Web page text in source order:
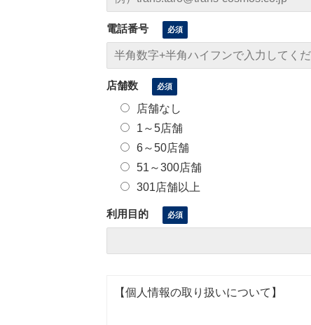
電話番号
店舗数
店舗なし
1～5店舗
6～50店舗
51～300店舗
301店舗以上
利用目的
【個人情報の取り扱いについて】